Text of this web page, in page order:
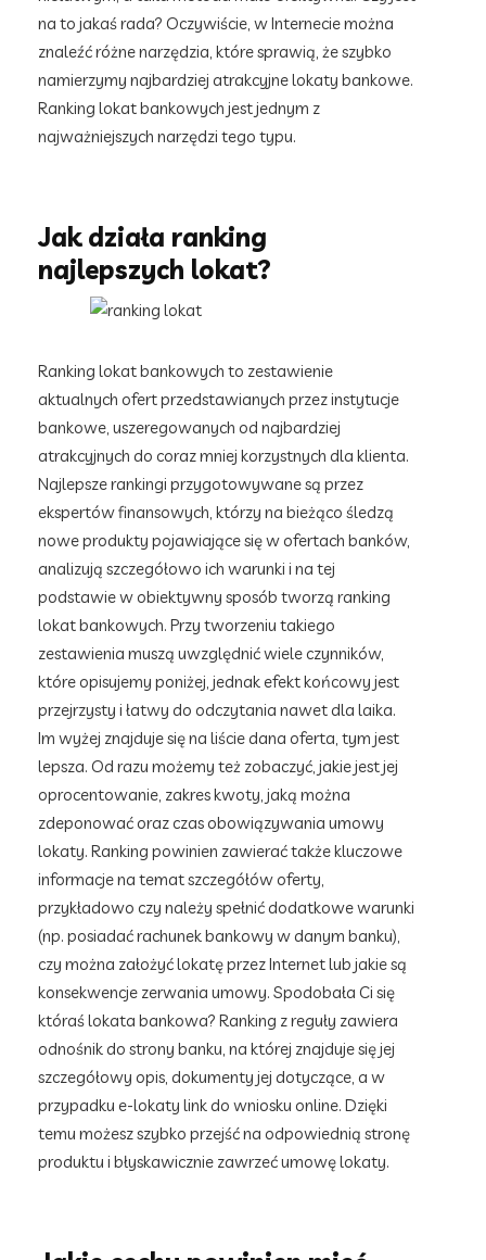
na to jakaś rada? Oczywiście, w Internecie można
znaleźć różne narzędzia, które sprawią, że szybko
namierzymy najbardziej atrakcyjne lokaty bankowe.
Ranking lokat bankowych jest jednym z
najważniejszych narzędzi tego typu.
Jak działa ranking
najlepszych lokat?
Ranking lokat bankowych to zestawienie
aktualnych ofert przedstawianych przez instytucje
bankowe, uszeregowanych od najbardziej
atrakcyjnych do coraz mniej korzystnych dla klienta.
Najlepsze rankingi przygotowywane są przez
ekspertów finansowych, którzy na bieżąco śledzą
nowe produkty pojawiające się w ofertach banków,
analizują szczegółowo ich warunki i na tej
podstawie w obiektywny sposób tworzą ranking
lokat bankowych. Przy tworzeniu takiego
zestawienia muszą uwzględnić wiele czynników,
które opisujemy poniżej, jednak efekt końcowy jest
przejrzysty i łatwy do odczytania nawet dla laika.
Im wyżej znajduje się na liście dana oferta, tym jest
lepsza. Od razu możemy też zobaczyć, jakie jest jej
oprocentowanie, zakres kwoty, jaką można
zdeponować oraz czas obowiązywania umowy
lokaty. Ranking powinien zawierać także kluczowe
informacje na temat szczegółów oferty,
przykładowo czy należy spełnić dodatkowe warunki
(np. posiadać rachunek bankowy w danym banku),
czy można założyć lokatę przez Internet lub jakie są
konsekwencje zerwania umowy. Spodobała Ci się
któraś lokata bankowa? Ranking z reguły zawiera
odnośnik do strony banku, na której znajduje się jej
szczegółowy opis, dokumenty jej dotyczące, a w
przypadku e-lokaty link do wniosku online. Dzięki
temu możesz szybko przejść na odpowiednią stronę
produktu i błyskawicznie zawrzeć umowę lokaty.